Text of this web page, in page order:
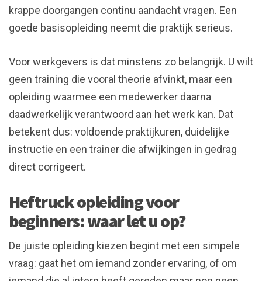
krappe doorgangen continu aandacht vragen. Een
goede basisopleiding neemt die praktijk serieus.
Voor werkgevers is dat minstens zo belangrijk. U wilt
geen training die vooral theorie afvinkt, maar een
opleiding waarmee een medewerker daarna
daadwerkelijk verantwoord aan het werk kan. Dat
betekent dus: voldoende praktijkuren, duidelijke
instructie en een trainer die afwijkingen in gedrag
direct corrigeert.
Heftruck opleiding voor
beginners: waar let u op?
De juiste opleiding kiezen begint met een simpele
vraag: gaat het om iemand zonder ervaring, of om